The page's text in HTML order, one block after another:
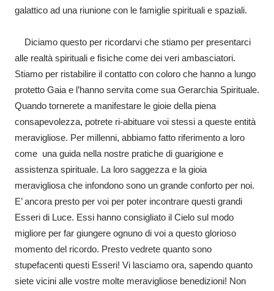
galattico ad una riunione con le famiglie spirituali e spaziali.
Diciamo questo per ricordarvi che stiamo per presentarci
alle realtà spirituali e fisiche come dei veri ambasciatori.
Stiamo per ristabilire il contatto con coloro che hanno a lungo
protetto Gaia e l’hanno servita come sua Gerarchia Spirituale.
Quando tornerete a manifestare le gioie della piena
consapevolezza, potrete ri-abituare voi stessi a queste entità
meravigliose. Per millenni, abbiamo fatto riferimento a loro
come una guida nella nostre pratiche di guarigione e
assistenza spirituale. La loro saggezza e la gioia
meravigliosa che infondono sono un grande conforto per noi.
E’ ancora presto per voi per poter incontrare questi grandi
Esseri di Luce. Essi hanno consigliato il Cielo sul modo
migliore per far giungere ognuno di voi a questo glorioso
momento del ricordo. Presto vedrete quanto sono
stupefacenti questi Esseri! Vi lasciamo ora, sapendo quanto
siete vicini alle vostre molte meravigliose benedizioni! Non